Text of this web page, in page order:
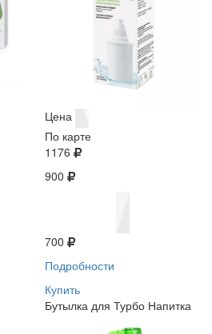
Цена
По карте
1176
900
700
Подробности
Купить
Бутылка для Турбо Напитка